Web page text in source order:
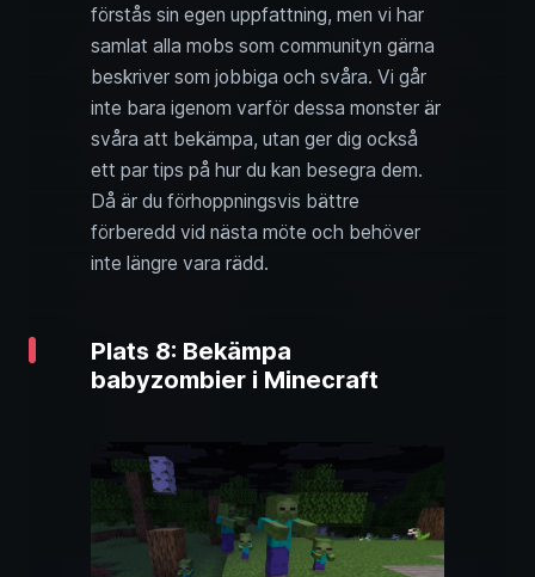
förstås sin egen uppfattning, men vi har
samlat alla mobs som communityn gärna
beskriver som jobbiga och svåra. Vi går
inte bara igenom varför dessa monster är
svåra att bekämpa, utan ger dig också
ett par tips på hur du kan besegra dem.
Då är du förhoppningsvis bättre
förberedd vid nästa möte och behöver
inte längre vara rädd.
Plats 8: Bekämpa
babyzombier i Minecraft